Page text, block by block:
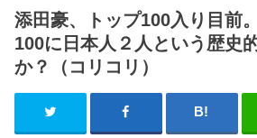
添田豪、トップ100入り目前
100に日本人２人という歴史
か？（コリコリ）